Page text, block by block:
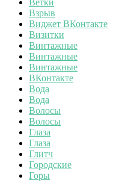
Взрыв
Виджет ВКонтакте
Визитки
Винтажные
Винтажные
Винтажные
ВКонтакте
Вода
Вода
Волосы
Волосы
Глаза
Глаза
Глитч
Городские
Горы